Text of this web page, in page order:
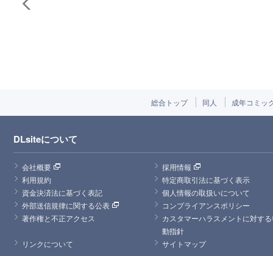
総合トップ 同人 成年コミッ
DLsiteについて
会社概要
採用情報
利用規約
特定商取引法に基づく表示
資金決済法に基づく表記
個人情報の取扱いについて
外部送信規律に関する公表
コンプライアンスポリシー
著作権と不正アクセス
カスタマーハラスメントに対す
動指針
リンクについて
サイトマップ